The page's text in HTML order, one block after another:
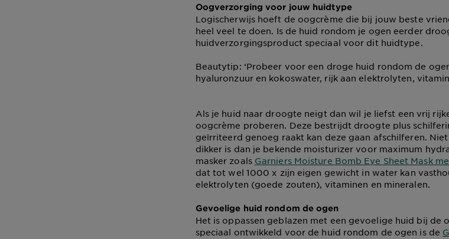
Oogverzorging voor jouw huidtype
Logischerwijs hoeft de oogcrème die bij jouw beste
heel veel te doen. Is de huid rondom je ogen eerder
huidverzorgingsproduct speciaal voor dit huidtype.
Beautytip: ‘Probeer voor een droge huid rondom de
hyaluronzuur en kokoswater, rijk aan elektrolyten,
Als je huid naar droogte neigt dan wil je liefst een vrij
oogcrème proberen. Deze bestrijdt droogte plus
geïrriteerd genoeg raakt kan deze gaan afschilferen.
dikker is dan je bekende moisturizer voor maximum
masker zoals Garniers Moisture Bomb Eye Sheet Mask
dat tot wel 1000 x zijn eigen gewicht in water kan
elektrolyten (goede zouten), vitaminen en mineralen.
Gevoelige huid rondom de ogen
Het is oppassen geblazen met een gevoelige huid bij de
speciaal ontwikkeld voor de huid rondom de ogen is de